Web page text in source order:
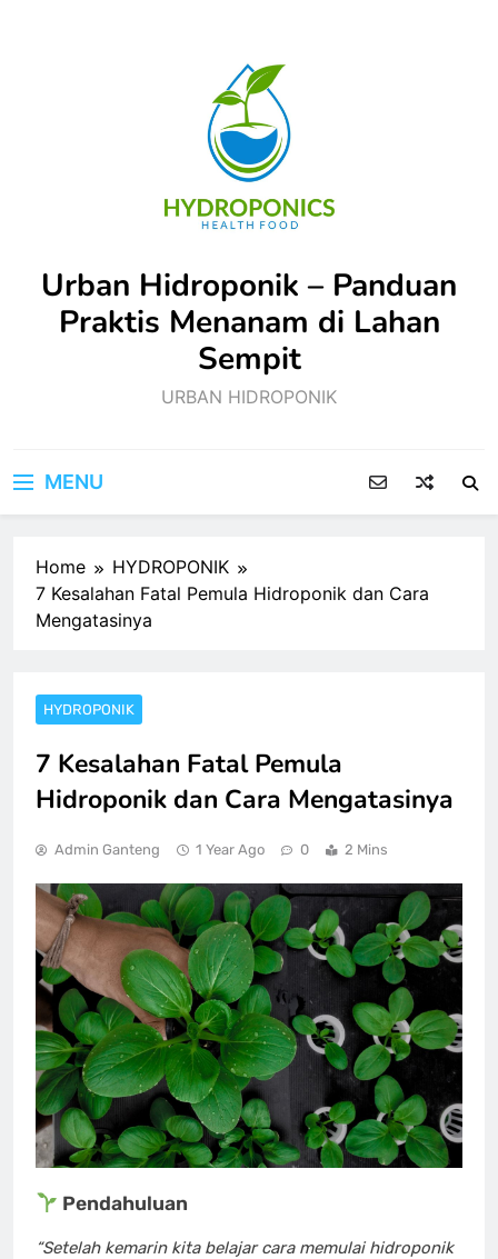
Urban Hidroponik – Panduan
Praktis Menanam di Lahan
Sempit
URBAN HIDROPONIK
MENU
Home
HYDROPONIK
7 Kesalahan Fatal Pemula Hidroponik dan Cara
Mengatasinya
HYDROPONIK
7 Kesalahan Fatal Pemula
Hidroponik dan Cara Mengatasinya
Admin Ganteng 1 Year Ago 0 2 Mins
Pendahuluan
“Setelah kemarin kita belajar cara memulai hidroponik